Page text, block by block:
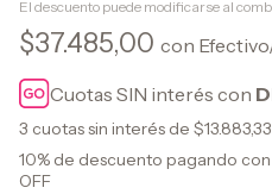
El descuento puede modificarse al
$37.485,00 con
Cuotas SIN interés con
3 cuotas sin interés de $13.883,33
10% de descuento pagando
OFF